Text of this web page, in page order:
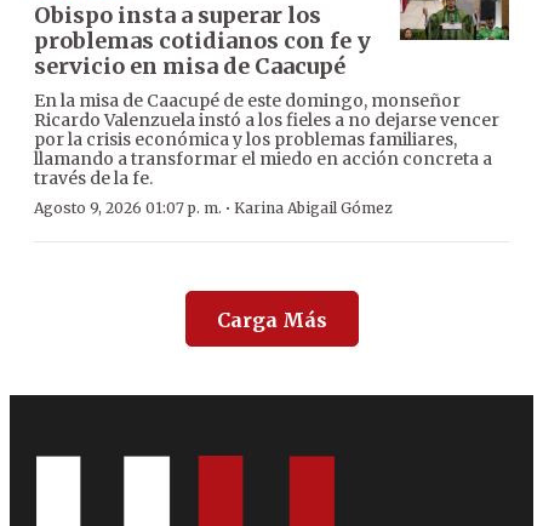
Obispo insta a superar los
problemas cotidianos con fe y
servicio en misa de Caacupé
En la misa de Caacupé de este domingo, monseñor
Ricardo Valenzuela instó a los fieles a no dejarse vencer
por la crisis económica y los problemas familiares,
llamando a transformar el miedo en acción concreta a
través de la fe.
Agosto 9, 2026 01:07 p. m. · Karina Abigail Gómez
Carga Más